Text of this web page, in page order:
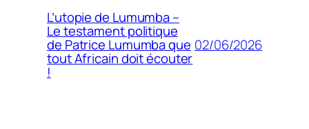
L’utopie de Lumumba –
Le testament politique
de Patrice Lumumba que
tout Africain doit écouter
!
02/06/2026